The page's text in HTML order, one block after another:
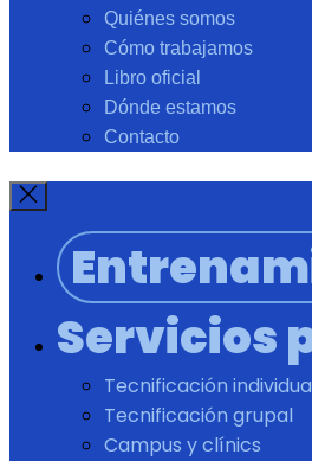
Quiénes somos
Cómo trabajamos
Libro oficial
Dónde estamos
Contacto
Servicios
Tecnificación
Tecnificación grupal
Campus y clínics